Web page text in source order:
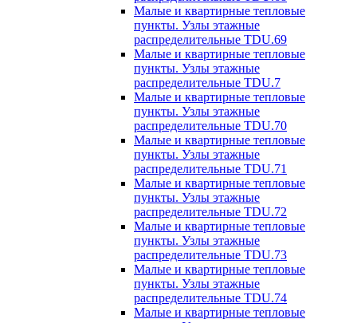
Малые и квартирные тепловые
пункты. Узлы этажные
распределительные TDU.69
Малые и квартирные тепловые
пункты. Узлы этажные
распределительные TDU.7
Малые и квартирные тепловые
пункты. Узлы этажные
распределительные TDU.70
Малые и квартирные тепловые
пункты. Узлы этажные
распределительные TDU.71
Малые и квартирные тепловые
пункты. Узлы этажные
распределительные TDU.72
Малые и квартирные тепловые
пункты. Узлы этажные
распределительные TDU.73
Малые и квартирные тепловые
пункты. Узлы этажные
распределительные TDU.74
Малые и квартирные тепловые